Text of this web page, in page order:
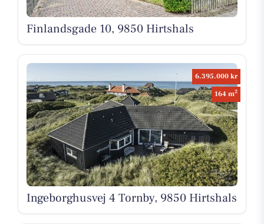
Finlandsgade 10, 9850 Hirtshals
6.395.000 kr
164 m2
Ingeborghusvej 4 Tornby, 9850 Hirtshals